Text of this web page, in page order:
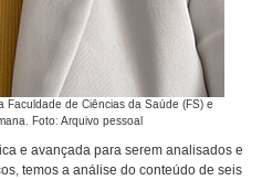
Faculdade de Ciências da Saúde (FS) e
Foto: Arquivo pessoal
e avançada para serem analisados e
temos a análise do conteúdo de seis